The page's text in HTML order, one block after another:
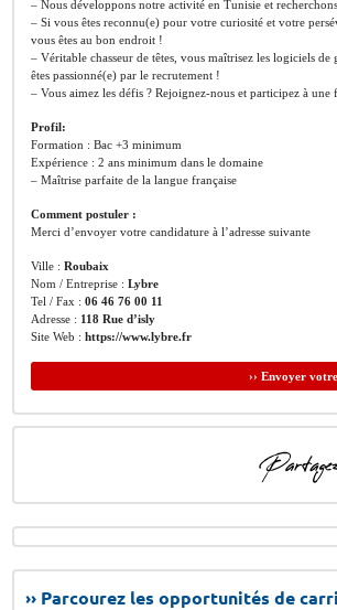
– Nous développons notre activité en Tunisie et
– Si vous êtes reconnu(e) pour votre curiosité et votre
vous êtes au bon endroit !
– Véritable chasseur de têtes, vous maîtrisez les logiciels de
êtes passionné(e) par le recrutement !
– Vous aimez les défis ? Rejoignez-nous et participez à
Profil:
Formation : Bac +3 minimum
Expérience : 2 ans minimum dans le domaine
– Maîtrise parfaite de la langue française
Comment postuler :
Merci d’envoyer votre candidature à l’adresse suivante
Ville : Roubaix
Nom / Entreprise : Lybre
Tel / Fax : 06 46 76 00 11
Adresse : 118 Rue d’isly
Site Web : https://www.lybre.fr
›› Envoyer
›› Parcourez les opportunités de